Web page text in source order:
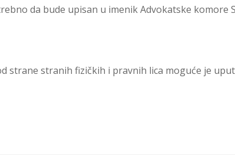
da bude upisan u imenik Advokatske komore
strane stranih fizičkih i pravnih lica moguće je